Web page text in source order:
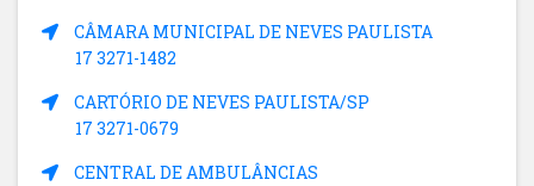
CÂMARA MUNICIPAL DE NEVES PAULISTA
17 3271-1482
CARTÓRIO DE NEVES PAULISTA/SP
17 3271-0679
CENTRAL DE AMBULÂNCIAS